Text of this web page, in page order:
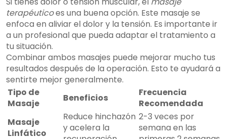
terapéuticoes una buena opción. Este masaje se
enfoca en aliviar el dolor y la tensión. Es importante ir
a un profesional que pueda adaptar el tratamiento a
tu situación.
Combinar ambos masajes puede mejorar mucho tus
resultados después de la operación. Esto te ayudará a
sentirte mejor generalmente.
Tipo de
Masaje
Beneficios
Frecuencia
Recomendada
Masaje
Linfático
Reduce hinchazón
y acelera la
2-3 veces por
semana en las